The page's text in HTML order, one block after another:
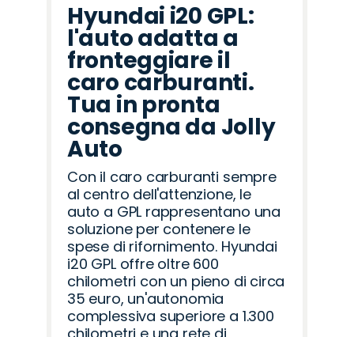
Hyundai i20 GPL:
l'auto adatta a
fronteggiare il
caro carburanti.
Tua in pronta
consegna da Jolly
Auto
Con il caro carburanti sempre
al centro dell'attenzione, le
auto a GPL rappresentano una
soluzione per contenere le
spese di rifornimento. Hyundai
i20 GPL offre oltre 600
chilometri con un pieno di circa
35 euro, un'autonomia
complessiva superiore a 1.300